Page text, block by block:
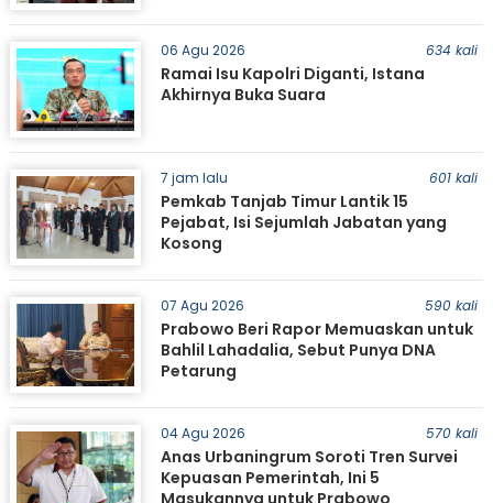
06 Agu 2026 634 kali
Ramai Isu Kapolri Diganti, Istana
Akhirnya Buka Suara
7 jam lalu 601 kali
Pemkab Tanjab Timur Lantik 15
Pejabat, Isi Sejumlah Jabatan yang
Kosong
07 Agu 2026 590 kali
Prabowo Beri Rapor Memuaskan untuk
Bahlil Lahadalia, Sebut Punya DNA
Petarung
04 Agu 2026 570 kali
Anas Urbaningrum Soroti Tren Survei
Kepuasan Pemerintah, Ini 5
Masukannya untuk Prabowo